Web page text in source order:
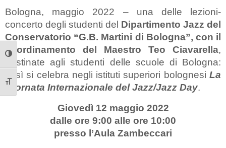
Attiva/disattiva alto contrasto
Attiva/disattiva dimensione testo
Bologna, maggio 2022 – una delle lezioni-
concerto degli studenti del Dipartimento Jazz del
Conservatorio “G.B. Martini di Bologna”, con il
coordinamento del Maestro Teo Ciavarella,
destinate agli studenti delle scuole di Bologna:
così si celebra negli istituti superiori bolognesi La
Giornata Internazionale del Jazz/Jazz Day.
Giovedì 12 maggio 2022
dalle ore 9:00 alle ore 10:00
presso l’Aula Zambeccari